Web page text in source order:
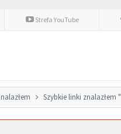
Strefa YouTube
Szybkie linki znalazłem